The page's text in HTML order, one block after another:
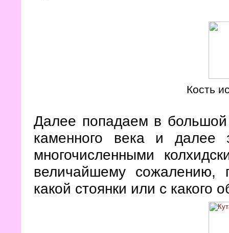
Кость
Далее попадаем в
каменного века и
многочисленными
величайшему сожалению,
какой стоянки или с какого